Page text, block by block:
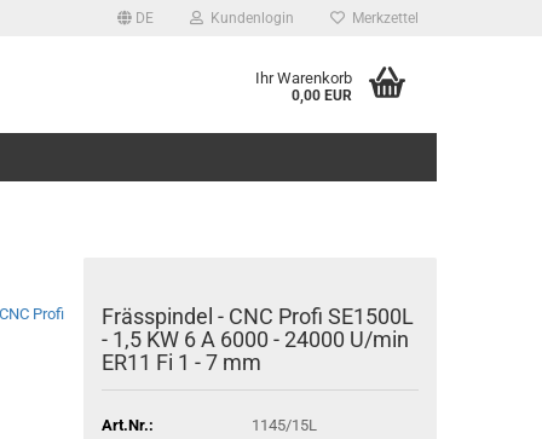
DE Kundenlogin Merkzettel
Ihr Warenkorb
0,00 EUR
CNC Profi
Frässpindel - CNC Profi SE1500L
- 1,5 KW 6 A 6000 - 24000 U/min
ER11 Fi 1 - 7 mm
Art.Nr.:
1145/15L